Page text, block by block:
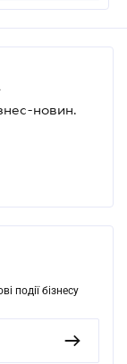
новин.
події бізнесу